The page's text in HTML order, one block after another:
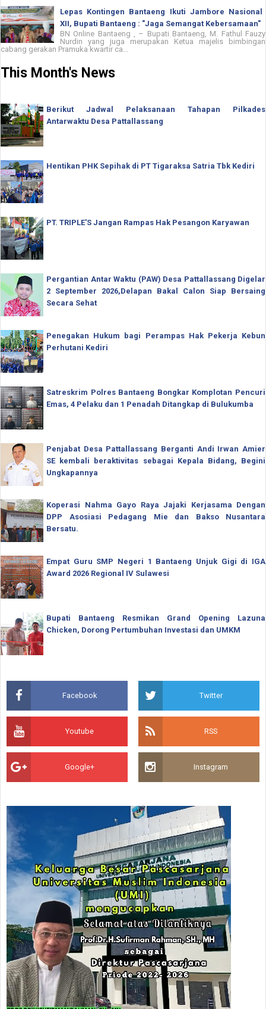
Lepas Kontingen Bantaeng Ikuti Jambore Nasional
XII, Bupati Bantaeng : "Jaga Semangat Kebersamaan"
BN Online Bantaeng , – Bupati Bantaeng, M. Fathul Fauzy
Nurdin yang juga merupakan Ketua majelis bimbingan
cabang gerakan Pramuka kwartir ca...
This Month's News
Berikut Jadwal Pelaksanaan Tahapan Pilkades
Antarwaktu Desa Pattallassang
Hentikan PHK Sepihak di PT Tigaraksa Satria Tbk Kediri
PT. TRIPLE'S Jangan Rampas Hak Pesangon Karyawan
Pergantian Antar Waktu (PAW) Desa Pattallassang Digelar
2 September 2026,Delapan Bakal Calon Siap Bersaing
Secara Sehat
Penegakan Hukum bagi Perampas Hak Pekerja Kebun
Perhutani Kediri
Satreskrim Polres Bantaeng Bongkar Komplotan Pencuri
Emas, 4 Pelaku dan 1 Penadah Ditangkap di Bulukumba
Penjabat Desa Pattallassang Berganti Andi Irwan Amier
SE kembali beraktivitas sebagai Kepala Bidang, Begini
Ungkapannya
Koperasi Nahma Gayo Raya Jajaki Kerjasama Dengan
DPP Asosiasi Pedagang Mie dan Bakso Nusantara
Bersatu.
Empat Guru SMP Negeri 1 Bantaeng Unjuk Gigi di IGA
Award 2026 Regional IV Sulawesi
Bupati Bantaeng Resmikan Grand Opening Lazuna
Chicken, Dorong Pertumbuhan Investasi dan UMKM
Facebook Twitter
Youtube RSS
Google+ Instagram